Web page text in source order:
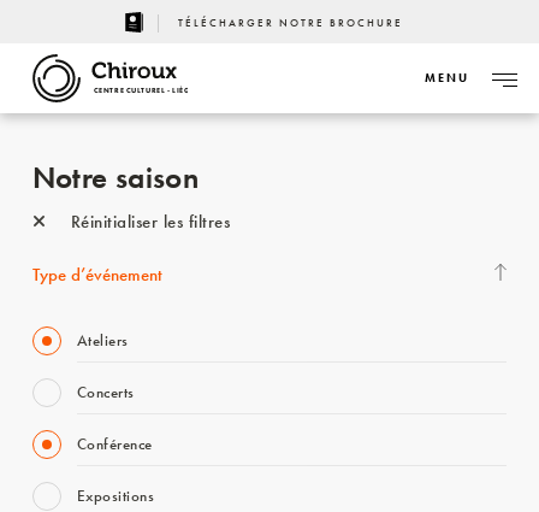
TÉLÉCHARGER NOTRE BROCHURE
CENTRE CULTUREL - LIÈGE
MENU
Notre saison
Réinitialiser les filtres
Type d’événement
Ateliers
Concerts
Conférence
Expositions